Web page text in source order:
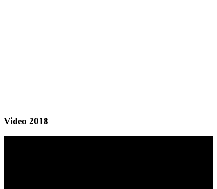
Video 2018